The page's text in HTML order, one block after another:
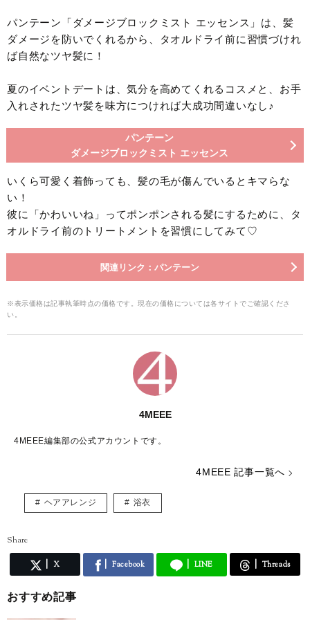
パンテーン「ダメージブロックミスト エッセンス」は、髪
ダメージを防いでくれるから、タオルドライ前に習慣づけれ
ば自然なツヤ髪に！
夏のイベントデートは、気分を高めてくれるコスメと、お手
入れされたツヤ髪を味方につければ大成功間違いなし♪
パンテーン
ダメージブロックミスト エッセンス
いくら可愛く着飾っても、髪の毛が傷んでいるとキマらな
い！
彼に「かわいいね」ってポンポンされる髪にするために、タ
オルドライ前のトリートメントを習慣にしてみて♡
関連リンク：パンテーン
※表示価格は記事執筆時点の価格です。現在の価格については各サイトでご確認くださ
い。
4MEEE
4MEEE編集部の公式アカウントです。
4MEEE 記事一覧へ
ヘアアレンジ 浴衣
Share
X Facebook LINE Threads
おすすめ記事